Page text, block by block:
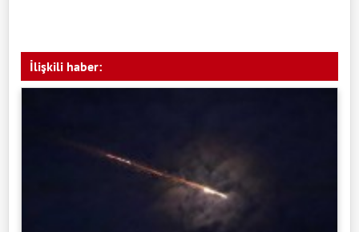
İlişkili haber: